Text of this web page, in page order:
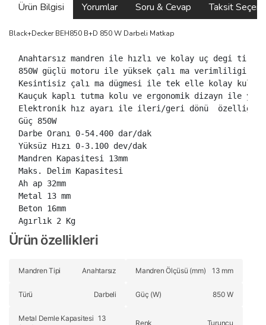
Ürün Bilgisi Yorumlar Soru & Cevap Taksit
Black+Decker BEH850 B+D 850 W Darbeli Matkap
Anahtarsız mandren ile hızlı ve kolay uç degi tirme
850W güçlü motoru ile yüksek çalı ma verimliligi
Kesintisiz çalı ma dügmesi ile tek elle kolay
Kauçuk kaplı tutma kolu ve ergonomik dizayn ile
Elektronik hız ayarı ile ileri/geri dönü  özelligi
Güç 850W
Darbe Oranı 0-54.400 dar/dak
Yüksüz Hızı 0-3.100 dev/dak
Mandren Kapasitesi 13mm
Maks. Delim Kapasitesi
Ah ap 32mm
Metal 13 mm
Beton 16mm
Agırlık 2 Kg
Ürün özellikleri
Mandren Tipi Anahtarsız Mandren Ölçüsü (mm) 13 mm
Türü Darbeli Güç (W) 850 W
Metal Demle Kapasitesi 13
Renk Turuncu